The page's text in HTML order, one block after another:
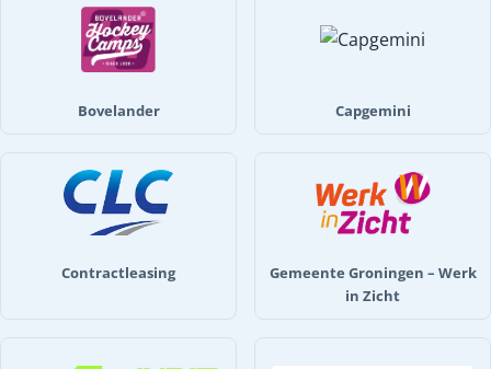
Bovelander Capgemini
Contractleasing
Gemeente Groningen – Werk
in Zicht